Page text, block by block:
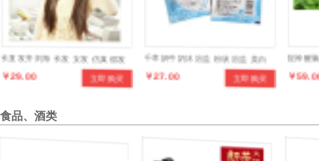
长直发齐刘海 长发 女发 仿真假发
蓬松直 立即购买
￥29.00
千草妍牛奶沐浴盐 粉状浴盐 美白
润肤去角质 瘦身纤体 袋装浴盐25g
立即购买
￥27.00
提神醒
￥
食品、酒类